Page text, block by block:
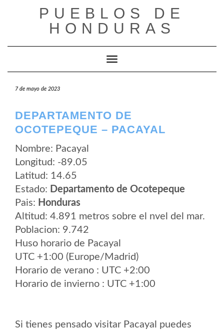
PUEBLOS DE
HONDURAS
Cambiar modo de navegación
7 de mayo de 2023
DEPARTAMENTO DE
OCOTEPEQUE – PACAYAL
Nombre: Pacayal
Longitud: -89.05
Latitud: 14.65
Estado: Departamento de Ocotepeque
Pais: Honduras
Altitud: 4.891 metros sobre el nvel del mar.
Poblacion: 9.742
Huso horario de Pacayal
UTC +1:00 (Europe/Madrid)
Horario de verano : UTC +2:00
Horario de invierno : UTC +1:00
Si tienes pensado visitar Pacayal puedes